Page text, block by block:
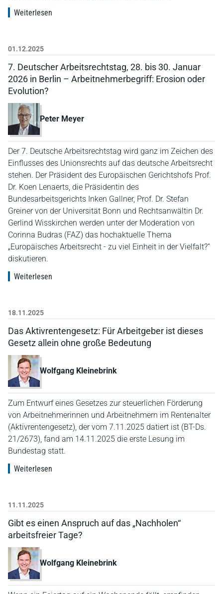
Weiterlesen
01.12.2025
7. Deutscher Arbeitsrechtstag, 28. bis 30. Januar
2026 in Berlin – Arbeitnehmerbegriff: Erosion oder
Evolution?
Peter Meyer
Der 7. Deutsche Arbeitsrechtstag wird ganz im Zeichen des
Einflusses des Unionsrechts auf das deutsche Arbeitsrecht
stehen. Der Präsident des Europäischen Gerichtshofs Prof.
Dr. Koen Lenaerts, die Präsidentin des
Bundesarbeitsgerichts Inken Gallner, Prof. Dr. Stefan
Greiner von der Universität Bonn und Rechtsanwältin Dr.
Gerlind Wisskirchen werden unter der Moderation von
Corinna Budras (FAZ) das hochaktuelle Thema
„Europäisches Arbeitsrecht - zu viel Einheit in der Vielfalt?“
diskutieren.
Weiterlesen
18.11.2025
Das Aktivrentengesetz: Für Arbeitgeber ist dieses
Gesetz allein ohne große Bedeutung
Wolfgang Kleinebrink
Zum Entwurf eines Gesetzes zur steuerlichen Förderung
von Arbeitnehmerinnen und Arbeitnehmern im Rentenalter
(Aktivrentengesetz), der vom 7.11.2025 datiert ist (BT-Ds.
21/2673), fand am 14.11.2025 die erste Lesung im
Bundestag statt.
Weiterlesen
11.11.2025
Gibt es einen Anspruch auf das „Nachholen“
arbeitsfreier Tage?
Wolfgang Kleinebrink